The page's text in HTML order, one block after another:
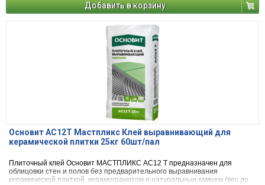
Добавить в корзину
Основит АС12T Мастпликс Клей выравнивающий для
керамической плитки 25кг 60шт/пал
Плиточный клей Основит МАСТПЛИКС AC12 T предназначен для
облицовки стен и полов без предварительного выравнивания
керамической плиткой, керамогранитом и натуральныи камнем (вес до